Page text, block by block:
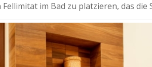
im Bad zu platzieren, das die